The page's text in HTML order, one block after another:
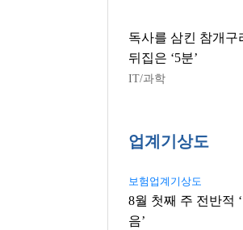
독사를 삼킨 참개
뒤집은 ‘5분’
IT/과학
업계기상도
보험업계기상도
8월 첫째 주 전반적
음’